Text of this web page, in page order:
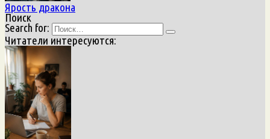
Ярость дракона
Поиск
Search for:
Читатели интересуются: